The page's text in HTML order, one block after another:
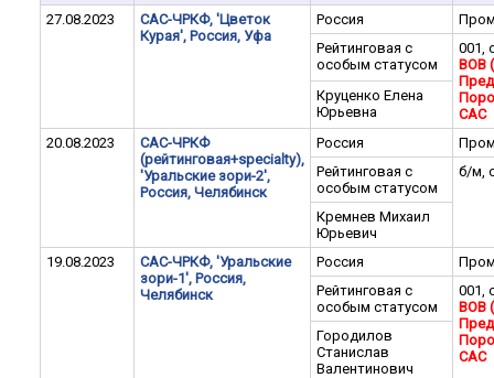
27.08.2023
САС-ЧРКФ, 'Цветок
Курая', Россия, Уфа
Россия
Рейтинговая с
особым статусом
001,
BOB
CAC
Круценко Елена
Юрьевна
20.08.2023
САС-ЧРКФ
(рейтинговая+specialty),
'Уральские зори-2',
Россия, Челябинск
Россия
Рейтинговая с
особым статусом
б/м,
Кремнев Михаил
Юрьевич
19.08.2023
САС-ЧРКФ, 'Уральские
зори-1', Россия,
Челябинск
Россия
Рейтинговая с
особым статусом
001,
BOB
CAC
Городилов
Станислав
Валентинович